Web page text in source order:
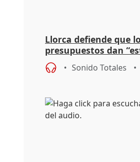
Llorca defiende que
presupuestos dan
dice que no ha
Sonido Totales